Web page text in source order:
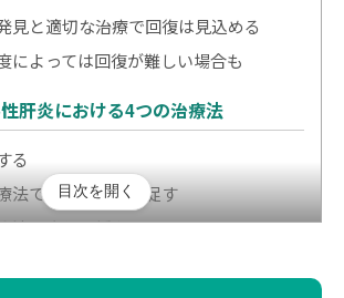
見と適切な治療で回復は見込める
によっては回復が難しい場合も
肝炎における4つの治療法
る
法で肝臓の回復を促す
法で症状を緩和する
目次を開く